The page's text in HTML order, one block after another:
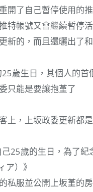
開了自己暫停使用的
特帳號又會繼續暫停
新的，而且還曬出了
歲生日，其個人的
只能是要讓抱堇了
上，上坂政委更新都
25歲的生日，為了紀
）》
私服並公開上坂堇的